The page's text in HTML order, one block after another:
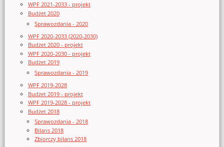
WPF 2021-2033 - projekt
Budżet 2020
Sprawozdania - 2020
WPF 2020-2033 (2020-2030)
Budżet 2020 - projekt
WPF 2020-2030 - projekt
Budżet 2019
Sprawozdania - 2019
WPF 2019-2028
Budżet 2019 - projekt
WPF 2019-2028 - projekt
Budżet 2018
Sprawozdania - 2018
Bilans 2018
Zbiorczy bilans 2018